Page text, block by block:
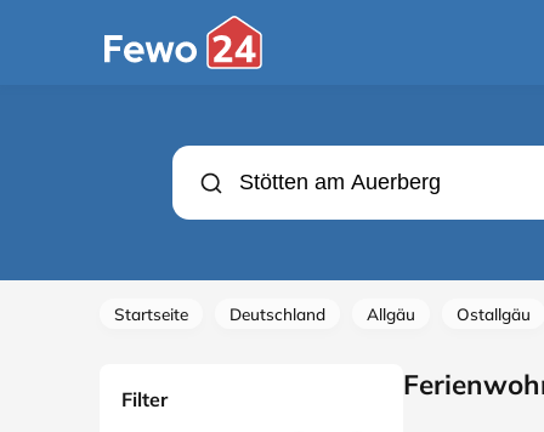
Startseite Deutschland Allgäu Ostallgäu
Filter